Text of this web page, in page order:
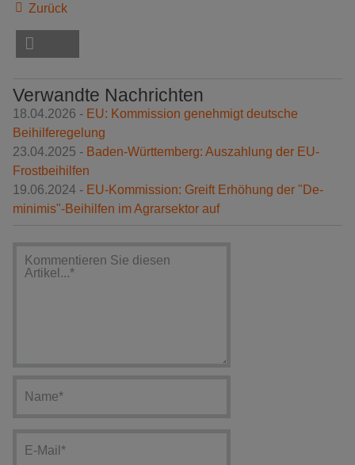
Zurück
Verwandte Nachrichten
18.04.2026 - EU: Kommission genehmigt deutsche
Beihilferegelung
23.04.2025 - Baden-Württemberg: Auszahlung der EU-
Frostbeihilfen
19.06.2024 - EU-Kommission: Greift Erhöhung der "De-
minimis"-Beihilfen im Agrarsektor auf